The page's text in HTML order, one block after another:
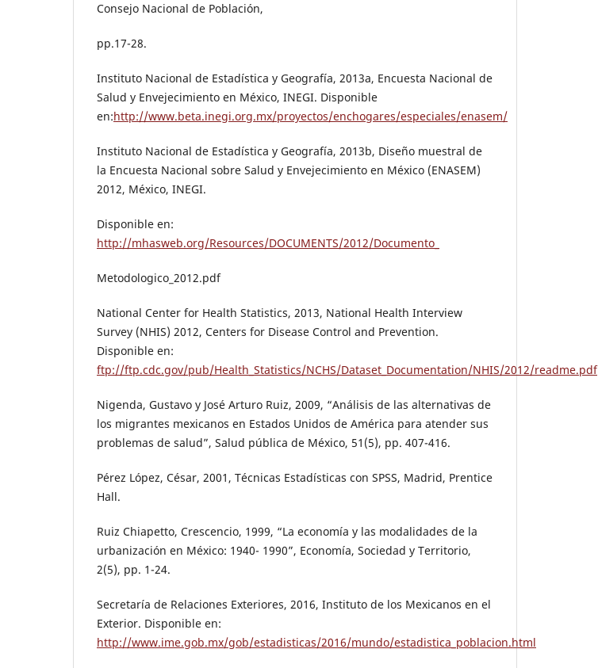
Consejo Nacional de Población,
pp.17-28.
Instituto Nacional de Estadística y Geografía, 2013a, Encuesta Nacional de
Salud y Envejecimiento en México, INEGI. Disponible
en:http://www.beta.inegi.org.mx/proyectos/enchogares/especiales/enasem/
Instituto Nacional de Estadística y Geografía, 2013b, Diseño muestral de
la Encuesta Nacional sobre Salud y Envejecimiento en México (ENASEM)
2012, México, INEGI.
Disponible en:
http://mhasweb.org/Resources/DOCUMENTS/2012/Documento_
Metodologico_2012.pdf
National Center for Health Statistics, 2013, National Health Interview
Survey (NHIS) 2012, Centers for Disease Control and Prevention.
Disponible en:
ftp://ftp.cdc.gov/pub/Health_Statistics/NCHS/Dataset_Documentation/NHIS/2012/readme.pdf
Nigenda, Gustavo y José Arturo Ruiz, 2009, “Análisis de las alternativas de
los migrantes mexicanos en Estados Unidos de América para atender sus
problemas de salud”, Salud pública de México, 51(5), pp. 407-416.
Pérez López, César, 2001, Técnicas Estadísticas con SPSS, Madrid, Prentice
Hall.
Ruiz Chiapetto, Crescencio, 1999, “La economía y las modalidades de la
urbanización en México: 1940- 1990”, Economía, Sociedad y Territorio,
2(5), pp. 1-24.
Secretaría de Relaciones Exteriores, 2016, Instituto de los Mexicanos en el
Exterior. Disponible en:
http://www.ime.gob.mx/gob/estadisticas/2016/mundo/estadistica_poblacion.html